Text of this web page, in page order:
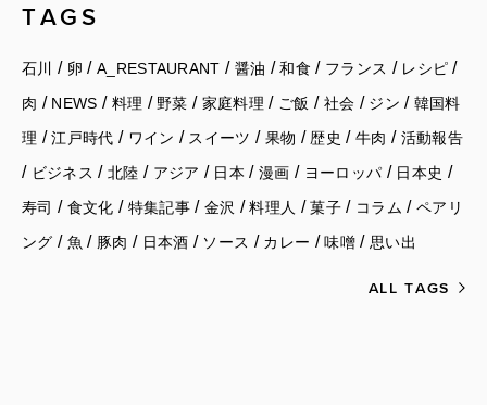
TAGS
石川 / 卵 / A_RESTAURANT / 醤油 /和食 / フランス / レシピ /
肉 / NEWS / 料理 / 野菜 / 家庭料理 / ご飯 / 社会 / ジン / 韓国料
理 /江戸時代 / ワイン / スイーツ / 果物 / 歴史 / 牛肉 / 活動報告
/ ビジネス / 北陸 / アジア / 日本 /漫画 / ヨーロッパ / 日本史 /
寿司 / 食文化 / 特集記事/ 金沢 /料理人 /菓子/ コラム / ペアリ
ング / 魚 / 豚肉 / 日本酒 / ソース / カレー /味噌/ 思い出
ALL TAGS